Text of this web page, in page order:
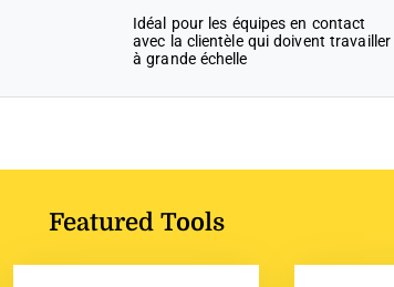
Idéal pour les équipes en contact
avec la clientèle qui doivent travailler
à grande échelle
Featured Tools